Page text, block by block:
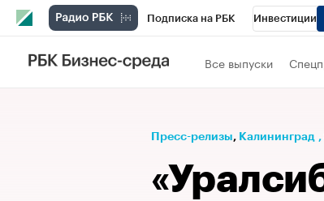
Подписка на РБК Инвестиции
РБК Вино
Проверка контрагентов
Все выпуски
Пресс-релизы⁠, Калининград ,